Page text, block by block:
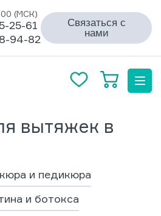
(МСК)
25-61
94-82
Связаться с
нами
вытяжек в
и педикюра
и ботокса